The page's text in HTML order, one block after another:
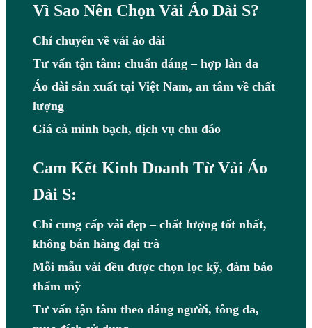
Vì Sao Nên Chọn Vải Áo Dài S?
Chỉ chuyên về vải áo dài
Tư vấn tận tâm: chuẩn dáng – hợp làn da
Áo dài sản xuất tại Việt Nam, an tâm về chất
lượng
Giá cả minh bạch, dịch vụ chu đáo
Cam Kết Kinh Doanh Từ Vải Áo
Dài S:
Chỉ cung cấp vải đẹp – chất lượng tốt nhất,
không bán hàng đại trà
Mỗi mẫu vải đều được chọn lọc kỹ, đảm bảo
thẩm mỹ
Tư vấn tận tâm theo dáng người, tông da,